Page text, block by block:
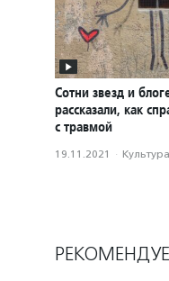
Сотни звезд и
рассказали, как
с травмой
19.11.2021 ·